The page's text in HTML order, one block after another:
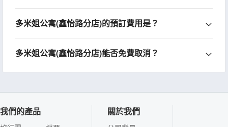
多米姐公寓(鑫怡路分店)的預訂費用是？
多米姐公寓(鑫怡路分店)能否免費取消？
我們的產品 關於我們